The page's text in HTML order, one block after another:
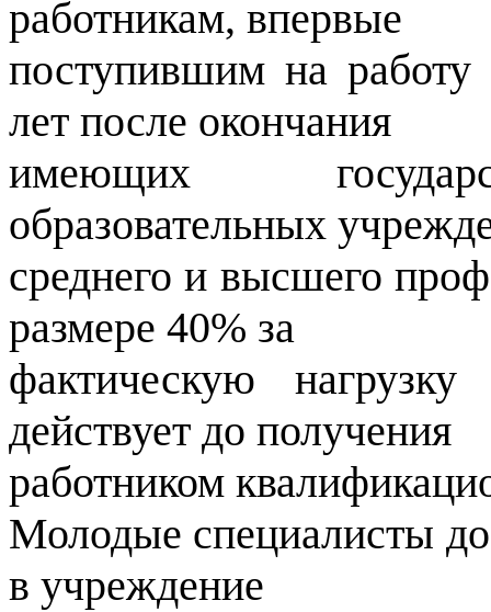
работникам, впервые
поступившим на
лет после окончания
имеющих
образовательных
среднего и высшего
размере 40% за
фактическую
действует до получения
работником
Молодые специалисты
в учреждение